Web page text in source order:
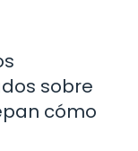
sobre
cómo